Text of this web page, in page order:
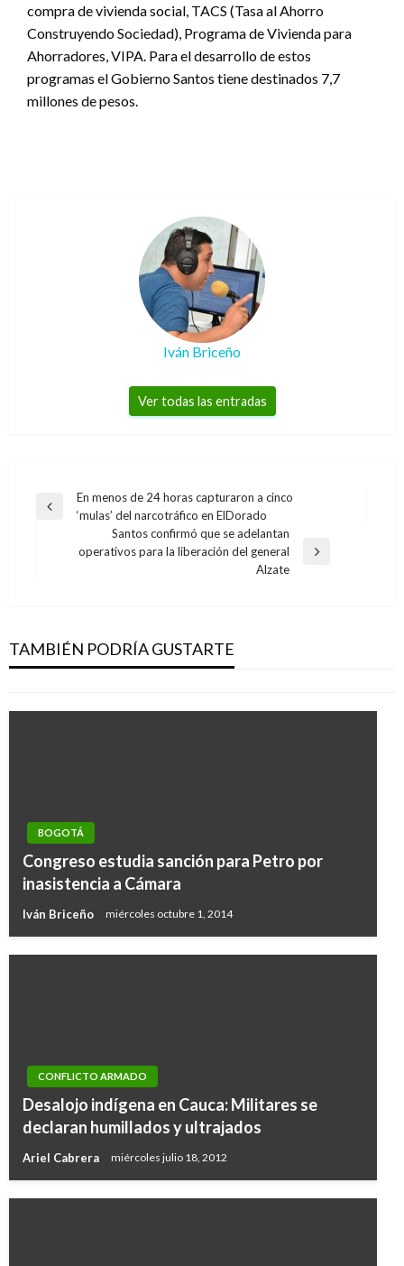
compra de vivienda social, TACS (Tasa al Ahorro
Construyendo Sociedad), Programa de Vivienda para
Ahorradores, VIPA. Para el desarrollo de estos
programas el Gobierno Santos tiene destinados 7,7
millones de pesos.
Iván Briceño
Ver todas las entradas
Navegación
entradas
Entrada
En menos de 24 horas capturaron a cinco
‘mulas’ del narcotráfico en ElDorado
Entrada
Santos confirmó que se adelantan
operativos para la liberación del general
Alzate
TAMBIÉN PODRÍA GUSTARTE
Paz
Ariel Cabrera jueves noviembre 16, 2017
BOGOTÁ
Congreso estudia sanción para Petro por
inasistencia a Cámara
Iván Briceño miércoles octubre 1, 2014
CONFLICTO ARMADO
Desalojo indígena en Cauca: Militares se
declaran humillados y ultrajados
Ariel Cabrera miércoles julio 18, 2012